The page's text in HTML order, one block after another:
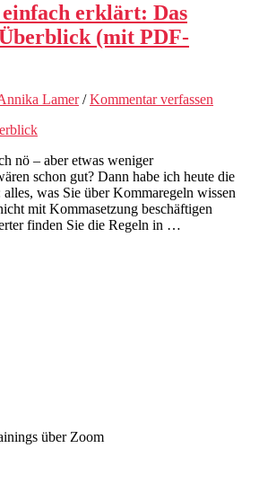
erklärt: Das
(mit PDF-
Lamer / Kommentar verfassen
nö – aber etwas weniger
schon gut? Dann habe ich heute die
was Sie über Kommaregeln wissen
mit Kommasetzung beschäftigen
finden Sie die Regeln in …
über Zoom